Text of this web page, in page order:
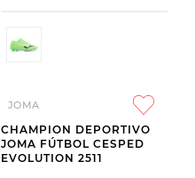
JOMA
CHAMPION DEPORTIVO
JOMA FÚTBOL CESPED
EVOLUTION 2511